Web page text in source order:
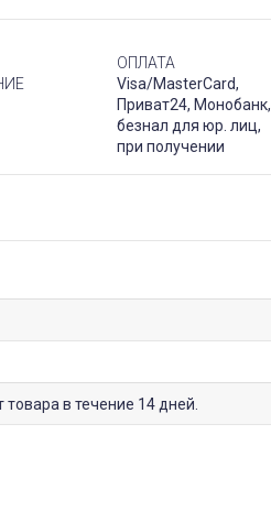
ОПЛАТА
Visa/MasterCard,
Приват24, Монобанк,
безнал для юр. лиц,
при получении
в течение 14 дней.